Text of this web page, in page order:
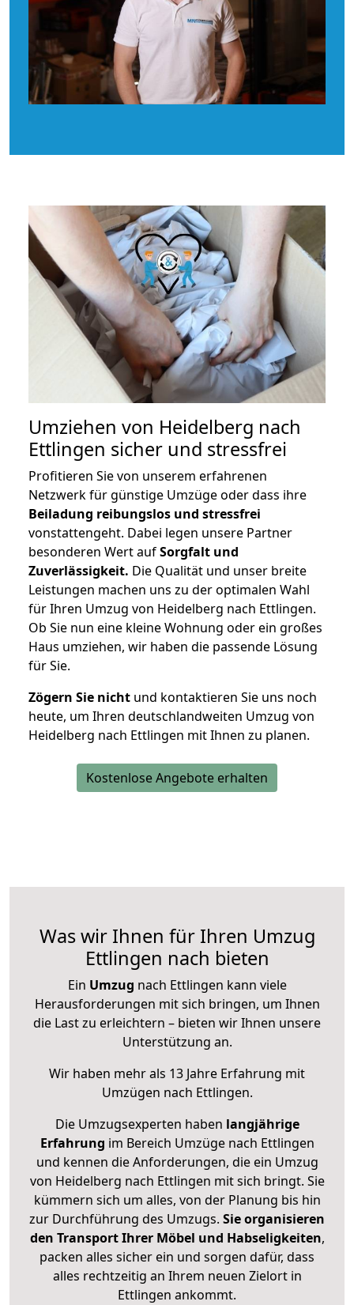
Umziehen von Heidelberg nach
Ettlingen sicher und stressfrei
Profitieren Sie von unserem erfahrenen
Netzwerk für günstige Umzüge oder dass ihre
Beiladung reibungslos und stressfrei
vonstattengeht. Dabei legen unsere Partner
besonderen Wert aufSorgfalt und
Zuverlässigkeit. Die Qualität und unser breite
Leistungen machen uns zu der optimalen Wahl
für Ihren Umzug von Heidelberg nach Ettlingen.
Ob Sie nun eine kleine Wohnung oder ein großes
Haus umziehen, wir haben die passende Lösung
für Sie.
Zögern Sie nicht und kontaktieren Sie uns noch
heute, um Ihren deutschlandweiten Umzug von
Heidelberg nach Ettlingen mit Ihnen zu planen.
Kostenlose Angebote erhalten
Was wir Ihnen für Ihren Umzug
Ettlingen nach bieten
Ein Umzug nach Ettlingen kann viele
Herausforderungen mit sich bringen, um Ihnen
die Last zu erleichtern – bieten wir Ihnen unsere
Unterstützung an.
Wir haben mehr als 13 Jahre Erfahrung mit
Umzügen nach Ettlingen.
Die Umzugsexperten haben langjährige
Erfahrung im Bereich Umzüge nach Ettlingen
und kennen die Anforderungen, die ein Umzug
von Heidelberg nach Ettlingen mit sich bringt. Sie
kümmern sich um alles, von der Planung bis hin
zur Durchführung des Umzugs. Sie organisieren
den Transport Ihrer Möbel und Habseligkeiten,
packen alles sicher ein und sorgen dafür, dass
alles rechtzeitig an Ihrem neuen Zielort in
Ettlingen ankommt.